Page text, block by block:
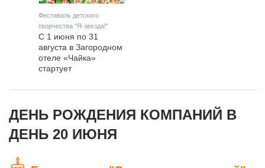
Фестиваль детского
творчества "Я-звезда!"
С 1 июня по 31
августа в Загородном
отеле «Чайка»
стартует
анимационная
отдыха для детей от
5 до 14 лет!
ДЕНЬ РОЖДЕНИЯ КОМПАНИЙ В
ДЕНЬ 20 ИЮНЯ